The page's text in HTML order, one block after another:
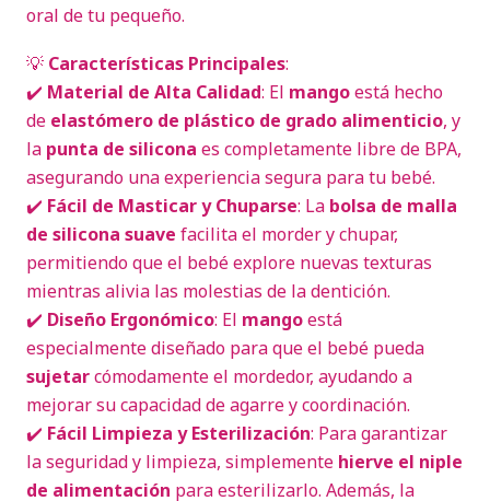
oral de tu pequeño.
💡 Características Principales:
✔️ Material de Alta Calidad: El mangoestá hecho
de elastómero de plástico de grado alimenticio, y
la punta de silicona es completamente libre de BPA,
asegurando una experiencia segura para tu bebé.
✔️ Fácil de Masticar y Chuparse: La bolsa de malla
de silicona suave facilita el morder y chupar,
permitiendo que el bebé explore nuevas texturas
mientras alivia las molestias de la dentición.
✔️ Diseño Ergonómico: El mangoestá
especialmente diseñado para que el bebé pueda
sujetarcómodamente el mordedor, ayudando a
mejorar su capacidad de agarre y coordinación.
✔️ Fácil Limpieza y Esterilización: Para garantizar
la seguridad y limpieza, simplemente hierve el niple
de alimentación para esterilizarlo. Además, la